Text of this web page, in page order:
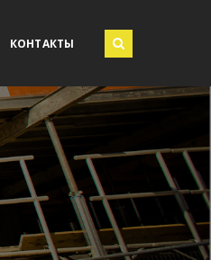
КОНТАКТЫ